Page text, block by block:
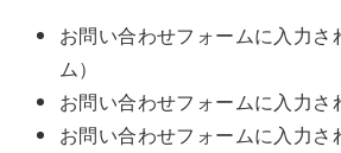
お問い合わせフォームに入力
ム）
お問い合わせフォームに入力さ
お問い合わせフォームに入力さ